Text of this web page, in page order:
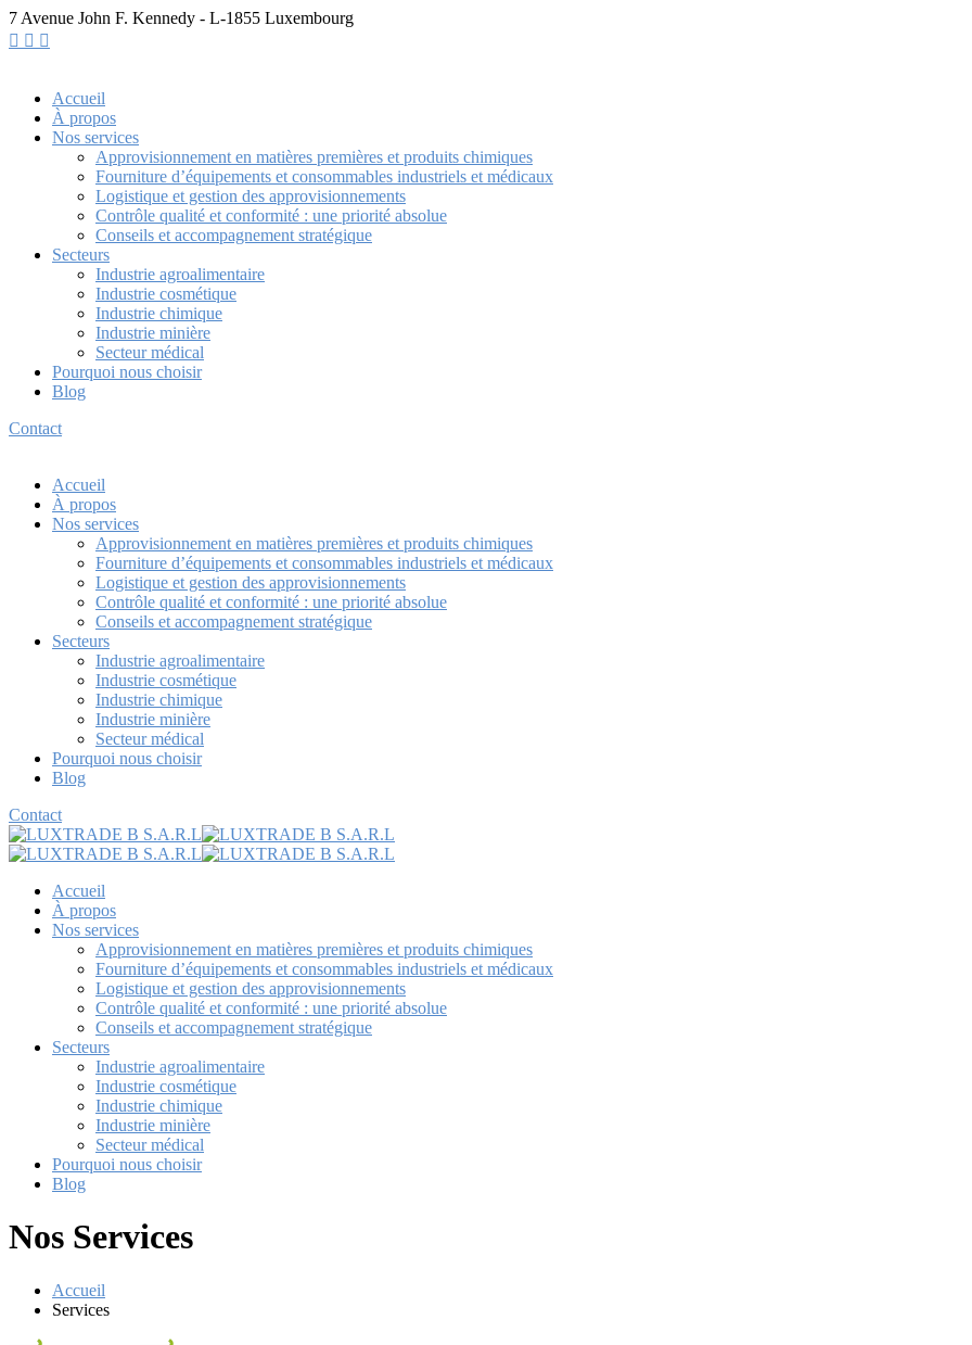
7 Avenue John F. Kennedy - L-1855 Luxembourg
Accueil
À propos
Nos services
Approvisionnement en matières premières et produits chimiques
Fourniture d’équipements et consommables industriels et médicaux
Logistique et gestion des approvisionnements
Contrôle qualité et conformité : une priorité absolue
Conseils et accompagnement stratégique
Secteurs
Industrie agroalimentaire
Industrie cosmétique
Industrie chimique
Industrie minière
Secteur médical
Pourquoi nous choisir
Blog
Contact
Accueil
À propos
Nos services
Approvisionnement en matières premières et produits chimiques
Fourniture d’équipements et consommables industriels et médicaux
Logistique et gestion des approvisionnements
Contrôle qualité et conformité : une priorité absolue
Conseils et accompagnement stratégique
Secteurs
Industrie agroalimentaire
Industrie cosmétique
Industrie chimique
Industrie minière
Secteur médical
Pourquoi nous choisir
Blog
Contact
Accueil
À propos
Nos services
Approvisionnement en matières premières et produits chimiques
Fourniture d’équipements et consommables industriels et médicaux
Logistique et gestion des approvisionnements
Contrôle qualité et conformité : une priorité absolue
Conseils et accompagnement stratégique
Secteurs
Industrie agroalimentaire
Industrie cosmétique
Industrie chimique
Industrie minière
Secteur médical
Pourquoi nous choisir
Blog
Nos Services
Accueil
Services